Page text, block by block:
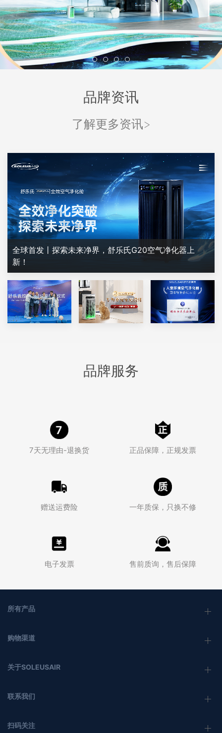
品牌资讯
了解更多资讯>
全球首发丨探索未来净界，舒乐氏G20空气净化器上
新！
品牌服务
7天无理由-退换货 正品保障，正规发票
赠送运费险 一年质保，只换不修
电子发票 售前质询，售后保障
所有产品
购物渠道
关于SOLEUSAIR
联系我们
扫码关注